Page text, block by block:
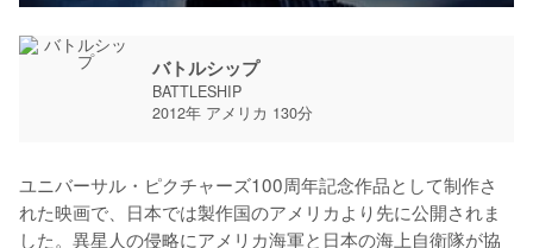
バトルシップ
BATTLESHIP
2012年 アメリカ 130分
ユニバーサル・ピクチャーズ100周年記念作品として制作さ
れた映画で、日本では製作国のアメリカより先に公開されま
した。異星人の侵略にアメリカ海軍と日本の海上自衛隊が協